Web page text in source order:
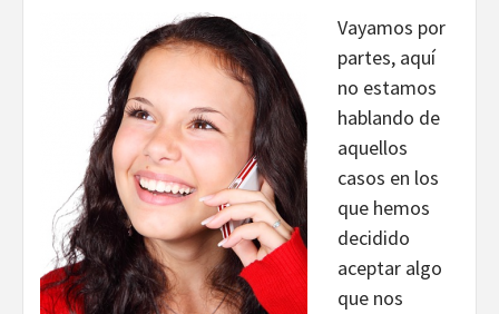
Vayamos por
partes, aquí
no estamos
hablando de
aquellos
casos en los
que hemos
decidido
aceptar algo
que nos